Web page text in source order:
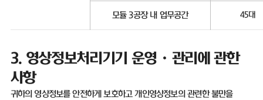
모듈3공장 내 업무공간 45대
3. 영상정보처리기기 운영ㆍ관리에 관한
사항
귀하의 영상정보를 안전하게 보호하고 개인영상정보의 관련한 불만을